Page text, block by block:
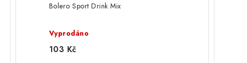
Bolero Sport Drink Mix
Vyprodáno
103 Kč